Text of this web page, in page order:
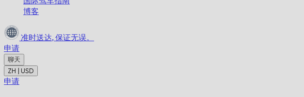
博客
准时送达, 保证无误。
申请
聊天
ZH | USD
申请